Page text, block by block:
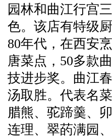
园林和曲江行宫
色。该店有特级
80年代，在西安
唐菜点，50多款
技进步奖。曲江
汤取胜。代表名
腊熊、驼蹄羹、
连理、翠菂满园